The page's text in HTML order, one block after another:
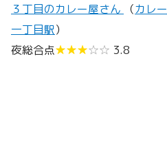
３丁目のカレー屋さん （カレー
一丁目駅）
夜総合点★★★☆☆ 3.8